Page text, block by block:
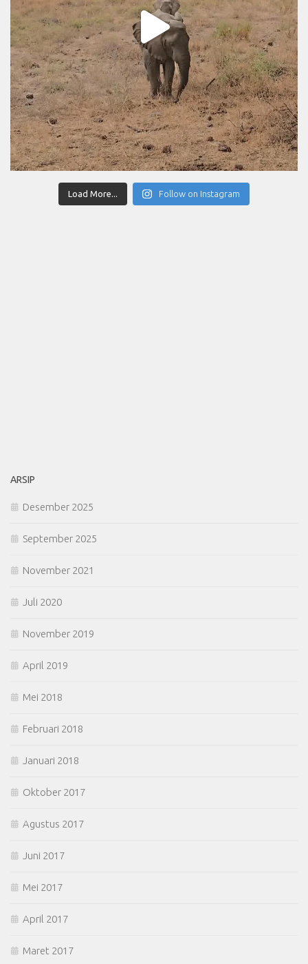
Load More... Follow on Instagram
ARSIP
Desember 2025
September 2025
November 2021
Juli 2020
November 2019
April 2019
Mei 2018
Februari 2018
Januari 2018
Oktober 2017
Agustus 2017
Juni 2017
Mei 2017
April 2017
Maret 2017